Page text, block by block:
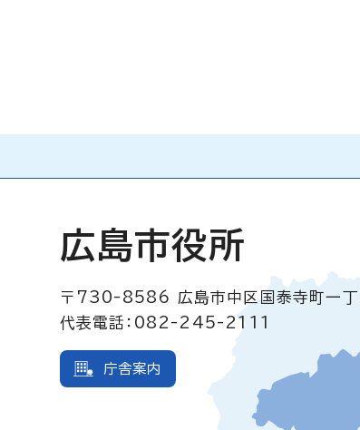
広島市役所
〒730-8586
広島市中区国泰寺町一
代表電話：082-245-2111
庁舎案内